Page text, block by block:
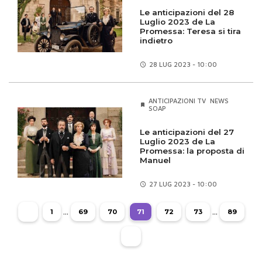
Le anticipazioni del 28
Luglio 2023 de La
Promessa: Teresa si tira
indietro
28 LUG 2023 - 10:00
ANTICIPAZIONI TV NEWS
SOAP
Le anticipazioni del 27
Luglio 2023 de La
Promessa: la proposta di
Manuel
27 LUG 2023 - 10:00
1 ... 69 70 71 72 73 ... 89